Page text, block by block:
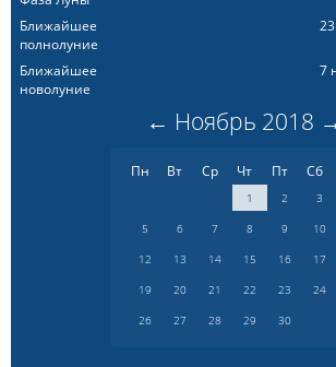
Ближайшее
полнолуние
Ближайшее
новолуние
7
← Ноябрь 2018
Пн Вт Ср Чт Пт Сб
1 2 3
5
6 7 8 9 10
12
13 14 15 16 17
19
20 21 22 23 24
26
27 28 29 30